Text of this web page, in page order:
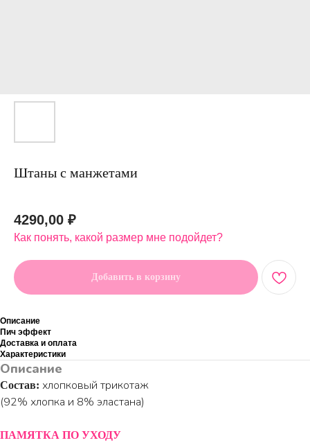
Штаны с манжетами
4290,00 ₽
Как понять, какой размер мне подойдет?
Добавить в корзину
Описание
Пич эффект
Доставка и оплата
Характеристики
Описание
Состав: хлопковый трикотаж
(92% хлопка и 8% эластана)
ПАМЯТКА ПО УХОДУ